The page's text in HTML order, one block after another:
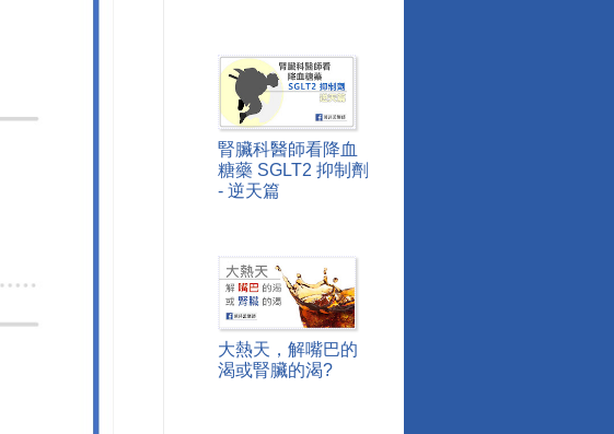
腎臟科醫師看降血
糖藥 SGLT2 抑制劑
- 逆天篇
大熱天，解嘴巴的
渴或腎臟的渴?